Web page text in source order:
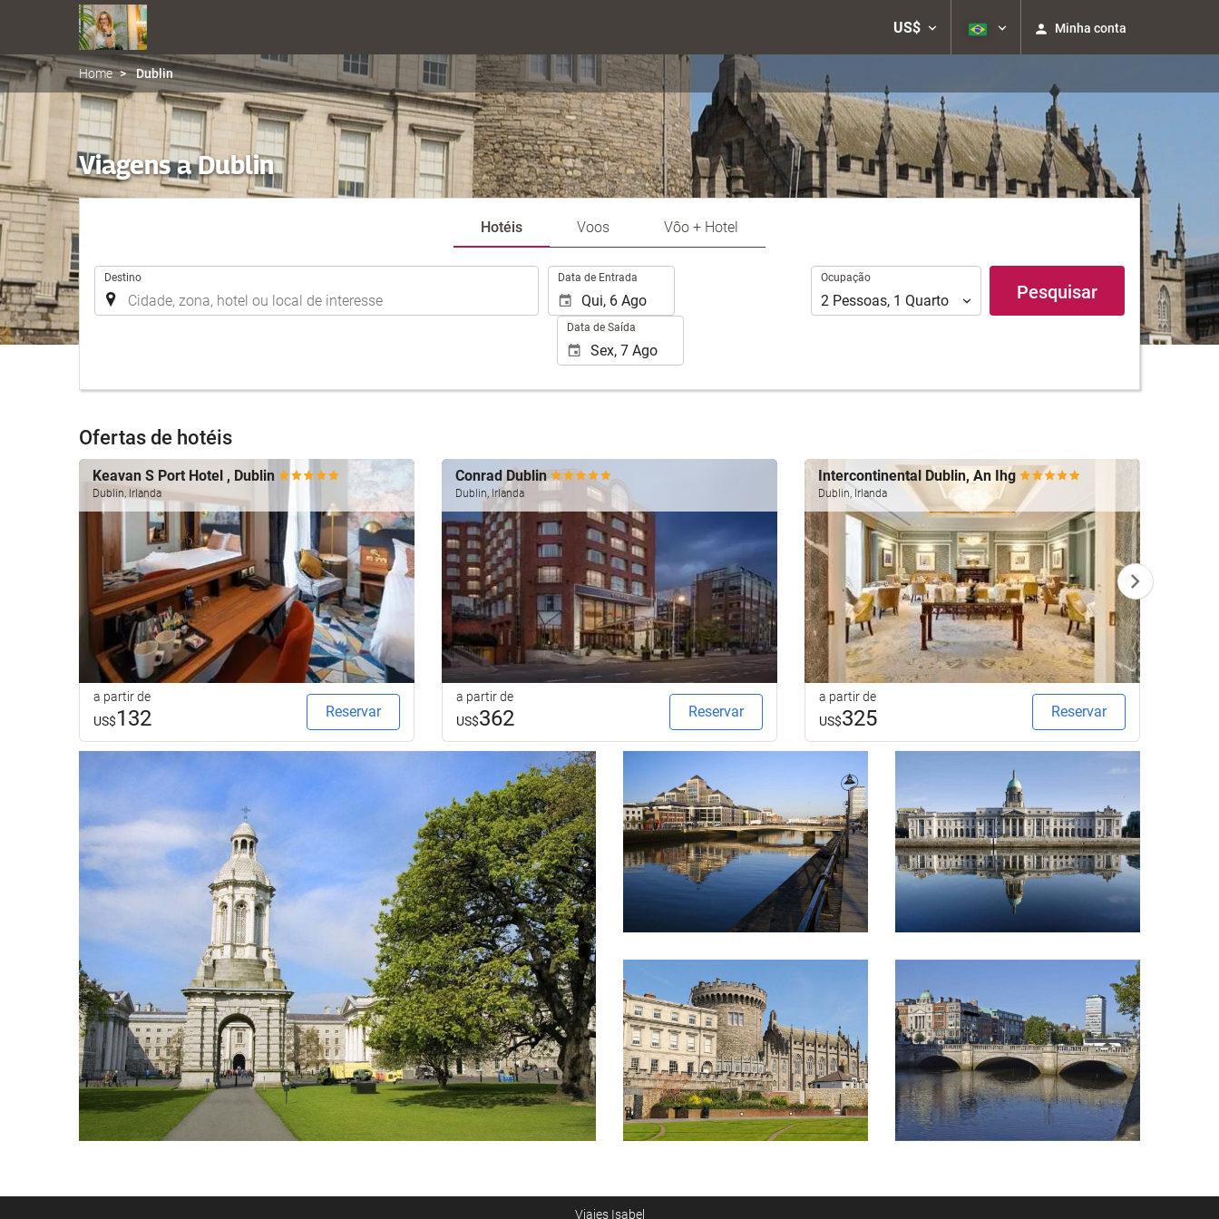
US$ Minha conta
Home Dublin
Viagens a Dublin
Hotéis Voos Vôo + Hotel
Destino Data de Entrada
Data de Saída
Ocupação
Ocupação
2 Pessoas, 1 Quarto Pesquisar
Ofertas de hotéis
Keavan S Port Hotel , Dublin
Dublin, Irlanda
a partir de
US$132 Reservar
Conrad Dublin
Dublin, Irlanda
a partir de
US$362 Reservar
Intercontinental Dublin, An Ihg
Dublin, Irlanda
a partir de
US$325 Reservar
Viajes Isabel